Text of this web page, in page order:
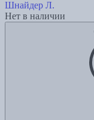
Шнайдер Л.
Нет в наличии